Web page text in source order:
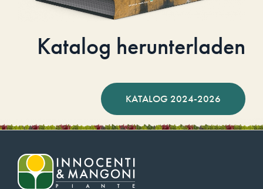
Katalog herunterladen
KATALOG 2024-2026